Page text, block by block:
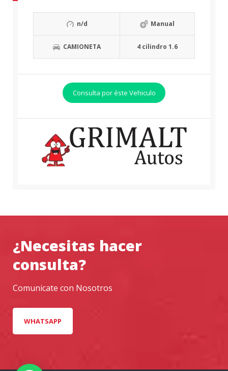
n/d Manual
CAMIONETA 4 cilindro 1.6
Consulta por éste Vehiculo
¿Necesitas hacer
consulta?
Comunicate con Nosotros
WHATSAPP